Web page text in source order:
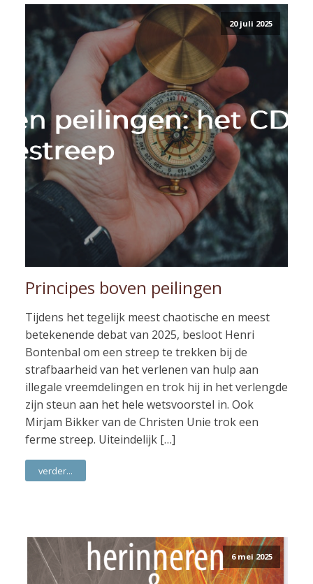
20 juli 2025
Principes boven peilingen
Tijdens het tegelijk meest chaotische en meest
betekenende debat van 2025, besloot Henri
Bontenbal om een streep te trekken bij de
strafbaarheid van het verlenen van hulp aan
illegale vreemdelingen en trok hij in het verlengde
zijn steun aan het hele wetsvoorstel in. Ook
Mirjam Bikker van de Christen Unie trok een
ferme streep. Uiteindelijk […]
verder...
6 mei 2025